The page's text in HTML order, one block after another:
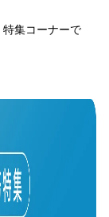
集コーナーで